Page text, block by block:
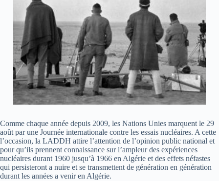
Comme chaque année depuis 2009, les Nations Unies marquent le 29
août par une Journée internationale contre les essais nucléaires. A cette
l’occasion, la LADDH attire l’attention de l’opinion public national et
pour qu’ils prennent connaissance sur l’ampleur des expériences
nucléaires durant 1960 jusqu’à 1966 en Algérie et des effets néfastes
qui persisteront a nuire et se transmettent de génération en génération
durant les années a venir en Algérie.